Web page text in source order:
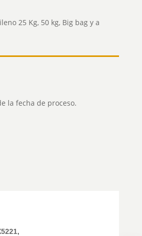
25 Kg, 50 kg, Big bag y a
la fecha de proceso.